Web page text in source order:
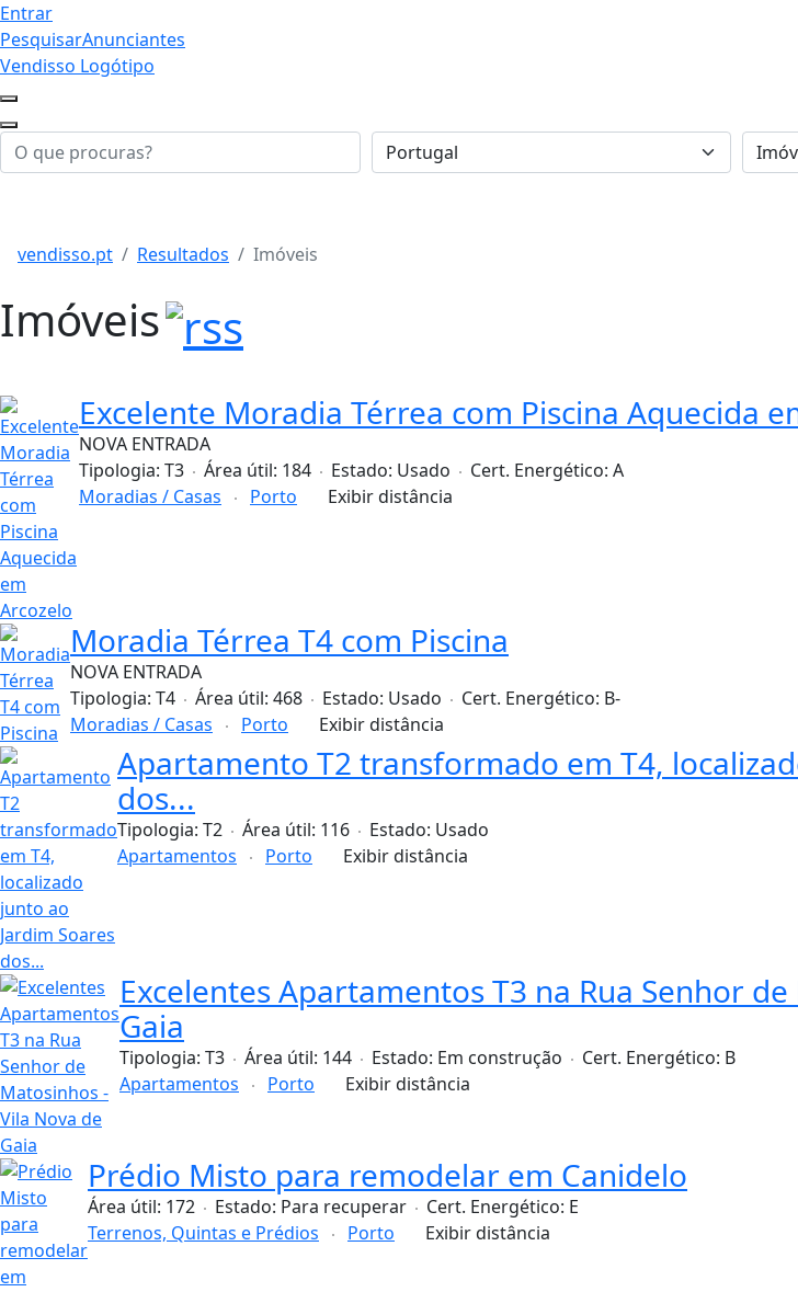
Entrar
PesquisarAnunciantes
Vendisso Logótipo
vendisso.pt
Resultados Imóveis
Imóveis
Excelente Moradia Térrea com Piscina Aquecida
NOVA ENTRADA
Tipologia: T3 Área útil: 184 Estado: Usado Cert. Energético: A
Moradias / Casas
Porto Exibir distância
Moradia Térrea T4 com Piscina
NOVA ENTRADA
Tipologia: T4 Área útil: 468 Estado: Usado Cert. Energético: B-
Moradias / Casas
Porto Exibir distância
Apartamento T2 transformado em T4,
dos...
Tipologia: T2 Área útil: 116 Estado: Usado
Apartamentos
Porto Exibir distância
Excelentes Apartamentos T3 na Rua Senhor
Gaia
Tipologia: T3 Área útil: 144 Estado: Em construção Cert. Energético: B
Apartamentos
Porto Exibir distância
Prédio Misto para remodelar em Canidelo
Área útil: 172 Estado: Para recuperar Cert. Energético: E
Terrenos, Quintas e Prédios
Porto Exibir distância